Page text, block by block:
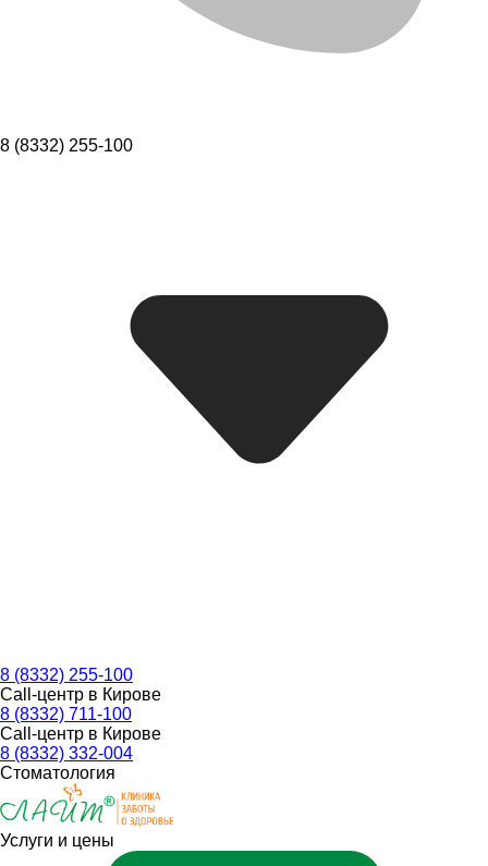
8 (8332) 255-100
8 (8332) 255-100
Call-центр в Кирове
8 (8332) 711-100
Call-центр в Кирове
8 (8332) 332-004
Стоматология
Услуги и цены